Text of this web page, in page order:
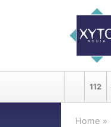
112
Home